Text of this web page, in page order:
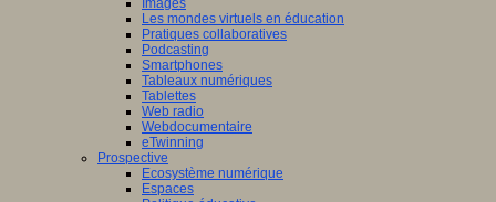
Images
Les mondes virtuels en éducation
Pratiques collaboratives
Podcasting
Smartphones
Tableaux numériques
Tablettes
Web radio
Webdocumentaire
eTwinning
Prospective
Ecosystème numérique
Espaces